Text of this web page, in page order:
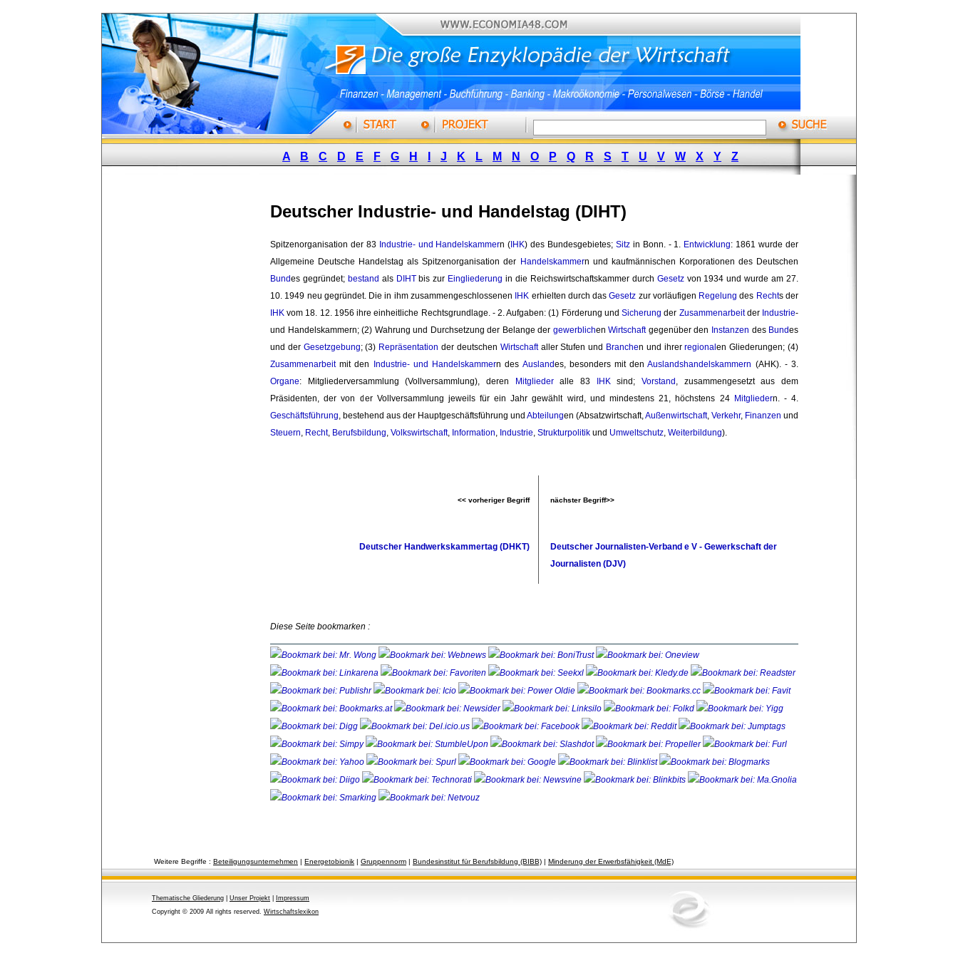
A B C D E F G H J K L M N O P Q R S T U V W X Y Z
Deutscher Industrie- und Handelstag (DIHT)
Spitzenorganisation der 83 Industrie- und Handelskammern ( IHK) des Bundesgebietes; Sitzin Bonn. - 1. Entwicklung: 1861 wurde der
Allgemeine Deutsche Handelstag als Spitzenorganisation der Handelskammern und kaufmännischen Korporationen des Deutschen
Bundes gegründet; bestand als DIHTbis zur Eingliederung in die Reichswirtschaftskammer durch Gesetzvon 1934 und wurde am 27.
10. 1949 neu gegründet. Die in ihm zusammengeschlossenen
IHK erhielten durch das Gesetz zur vorläufigen Regelung des Rechts der
IHK vom 18. 12. 1956 ihre einheitliche Rechtsgrundlage. - 2. Aufgaben: (1) Förderung und Sicherung der Zusammenarbeitder Industrie-
und Handelskammern; (2) Wahrung und Durchsetzung der Belange der gewerblichenWirtschaftgegenüber den Instanzen des Bundes
und der Gesetzgebung; (3) Repräsentation der deutschen Wirtschaftaller Stufen und Branchen und ihrerregionalen Gliederungen; (4)
Zusammenarbeitmit den Industrie- und Handelskammern des Auslandes, besonders mit denAuslandshandelskammern (AHK). - 3.
Organe: Mitgliederversammlung (Vollversammlung), deren Mitgliederalle 83 IHKsind; Vorstand , zusammengesetzt aus dem
Präsidenten, der von der Vollversammlung jeweils für ein Jahr gewählt wird, und mindestens 21, höchstens 24 Mitgliedern. - 4.
Geschäftsführung, bestehend aus der Hauptgeschäftsführung und Abteilungen (Absatzwirtschaft,Außenwirtschaft, Verkehr, Finanzen und
Steuern, Recht, Berufsbildung, Volkswirtschaft, Information, Industrie, Strukturpolitik und Umweltschutz, Weiterbildung).
<< vorheriger Begriff nächster Begriff>>
Deutscher Handwerkskammertag (DHKT)
Deutscher Journalisten-Verband e V - Gewerkschaft der
Journalisten (DJV)
Diese Seite bookmarken :
Weitere Begriffe : Beteiligungsunternehmen | Energetobionik | Gruppennorm | Bundesinstitut für Berufsbildung (BIBB) | Minderung der Erwerbsfähigkeit (MdE)
Thematische Gliederung Unser Projekt
Impressum
Copyright © 2009 All rights reserved. Wirtschaftslexikon